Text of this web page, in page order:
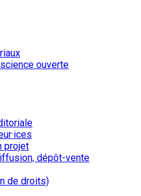
ouverte
projet
dépôt-vente
de droits)